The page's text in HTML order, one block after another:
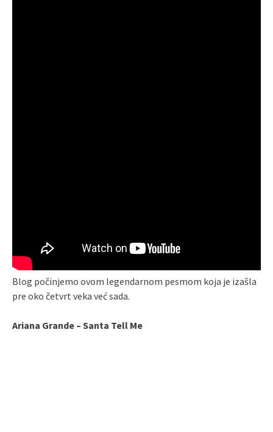
Blog počinjemo ovom legendarnom pesmom koja je izašla
pre oko četvrt veka već sada.
Ariana Grande – Santa Tell Me